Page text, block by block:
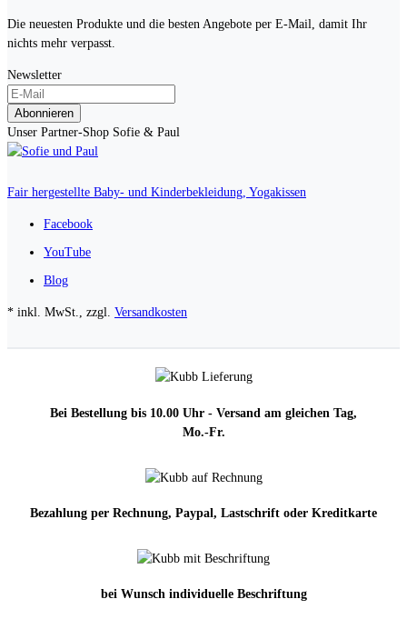
Die neuesten Produkte und die besten Angebote per E-Mail, damit Ihr
nichts mehr verpasst.
Newsletter
Abonnieren
Unser Partner-Shop Sofie & Paul
Fair hergestellte Baby- und Kinderbekleidung, Yogakissen
Facebook
YouTube
Blog
* inkl. MwSt., zzgl. Versandkosten
Bei Bestellung bis 10.00 Uhr - Versand am gleichen Tag,
Mo.-Fr.
Bezahlung per Rechnung, Paypal, Lastschrift oder Kreditkarte
bei Wunsch individuelle Beschriftung